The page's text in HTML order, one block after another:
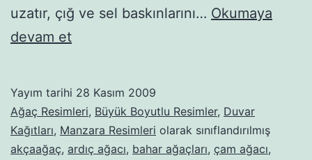
uzatır, çığ ve sel baskınlarını… Okumaya
devam etAğaçlar
Yayım tarihi 28 Kasım 2009
Ağaç Resimleri, Büyük Boyutlu Resimler, Duvar
Kağıtları, Manzara Resimleri olarak sınıflandırılmış
akçaağaç, ardıç ağacı, bahar ağaçları, çam ağacı,